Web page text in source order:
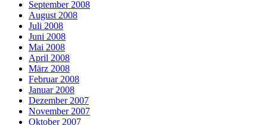
September 2008
August 2008
Juli 2008
Juni 2008
Mai 2008
April 2008
März 2008
Februar 2008
Januar 2008
Dezember 2007
November 2007
Oktober 2007